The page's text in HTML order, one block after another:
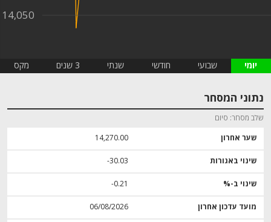
14,050
יומי שבועי חודשי שנתי 3 שנים מקס
נתוני המסחר
שלב מסחר סיום
שער אחרון 14,270.00
שינוי באגורות ‎-30.03
שינוי ב-% ‎-0.21
מועד עדכון אחרון 06/08/2026